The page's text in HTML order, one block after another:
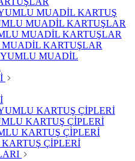
MUADİL KARTUŞ
MUADİL KARTUŞLAR
MUADİL KARTUŞLAR
KARTUŞLAR
MUADİL
KARTUŞ ÇİPLERİ
KARTUŞ ÇİPLERİ
KARTUŞ ÇİPLERİ
ÇİPLERİ